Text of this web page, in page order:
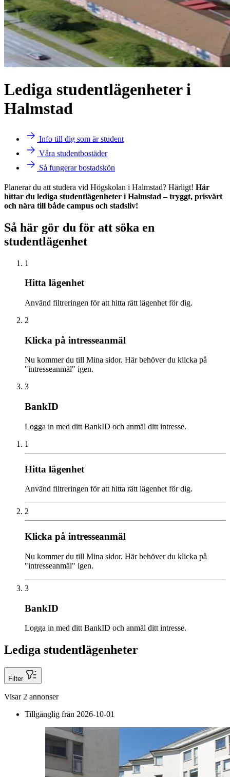
Lediga studentlägenheter i
Halmstad
Info till dig som är student
Våra studentbostäder
Så fungerar bostadskön
Planerar du att studera vid Högskolan i Halmstad? Härligt! Här
hittar du lediga studentlägenheter i Halmstad – tryggt, prisvärt
och nära till både campus och stadsliv!
Så här gör du för att söka en
studentlägenhet
1
Hitta lägenhet
Använd filtreringen för att hitta rätt lägenhet för dig.
2
Klicka på intresseanmäl
Nu kommer du till Mina sidor. Här behöver du klicka på
"intresseanmäl" igen.
3
BankID
Logga in med ditt BankID och anmäl ditt intresse.
1
Hitta lägenhet
Använd filtreringen för att hitta rätt lägenhet för dig.
2
Klicka på intresseanmäl
Nu kommer du till Mina sidor. Här behöver du klicka på
"intresseanmäl" igen.
3
BankID
Logga in med ditt BankID och anmäl ditt intresse.
Lediga studentlägenheter
Filter
Visar 2 annonser
Tillgänglig från 2026-10-01